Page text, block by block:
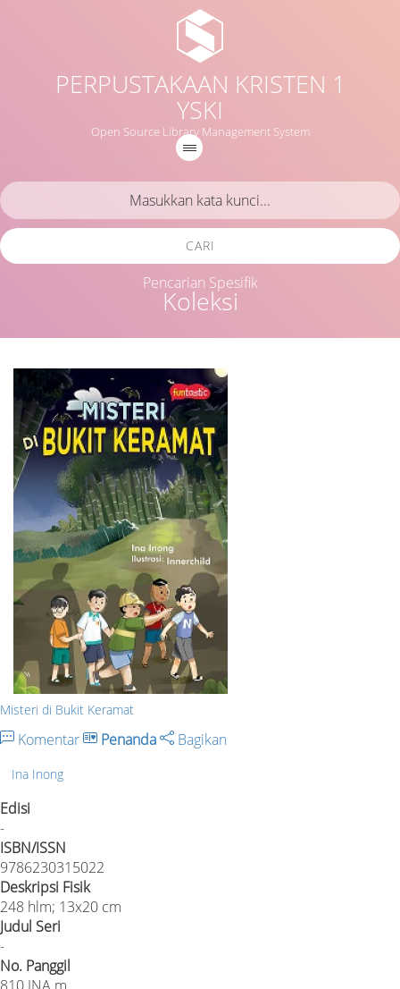
PERPUSTAKAAN KRISTEN 1
YSKI
Open Source Library Management System
Koleksi
CARI
Pencarian Spesifik
Misteri di Bukit Keramat
Komentar Penanda Bagikan
Ina Inong
Edisi
-
ISBN/ISSN
9786230315022
Deskripsi Fisik
248 hlm; 13x20 cm
Judul Seri
-
No. Panggil